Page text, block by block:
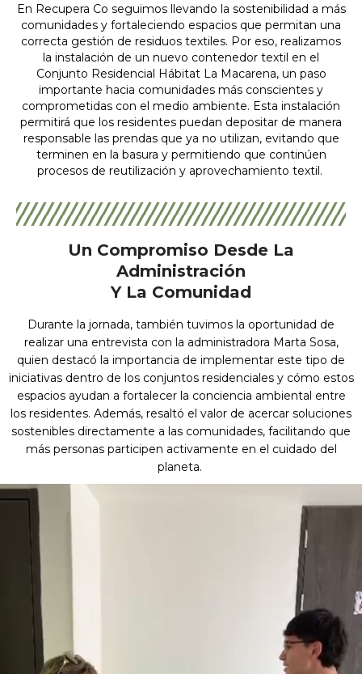
En Recupera Co seguimos llevando la sostenibilidad a más
comunidades y fortaleciendo espacios que permitan una
correcta gestión de residuos textiles. Por eso, realizamos
la instalación de un nuevo contenedor textil en el
Conjunto Residencial Hábitat La Macarena, un paso
importante hacia comunidades más conscientes y
comprometidas con el medio ambiente. Esta instalación
permitirá que los residentes puedan depositar de manera
responsable las prendas que ya no utilizan, evitando que
terminen en la basura y permitiendo que continúen
procesos de reutilización y aprovechamiento textil.
Un Compromiso Desde La
Administración
Y La Comunidad
Durante la jornada, también tuvimos la oportunidad de
realizar una entrevista con la administradora Marta Sosa,
quien destacó la importancia de implementar este tipo de
iniciativas dentro de los conjuntos residenciales y cómo estos
espacios ayudan a fortalecer la conciencia ambiental entre
los residentes. Además, resaltó el valor de acercar soluciones
sostenibles directamente a las comunidades, facilitando que
más personas participen activamente en el cuidado del
planeta.